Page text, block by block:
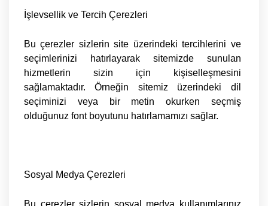
İşlevsellik ve Tercih Çerezleri
Bu çerezler sizlerin site üzerindeki tercihlerini ve
seçimlerinizi hatırlayarak sitemizde sunulan
hizmetlerin sizin için kişiselleşmesini
sağlamaktadır. Örneğin sitemiz üzerindeki dil
seçiminizi veya bir metin okurken seçmiş
olduğunuz font boyutunu hatırlamamızı sağlar.
Sosyal Medya Çerezleri
Bu çerezler sizlerin sosyal medya kullanımlarınız